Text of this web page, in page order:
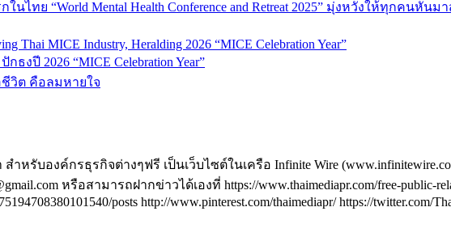
ทย “World Mental Health Conference and Retreat 2025” มุ่งหวังให้ทุกคน
Thai MICE Industry, Heralding 2026 “MICE Celebration Year”
งปี 2026 “MICE Celebration Year”
อชีวิต คือลมหายใจ
หรับองค์กรธุรกิจต่างๆฟรี เป็นเว็บไซต์ในเครือ Infinite Wire
หรือสามารถฝากข่าวได้เองที่ https://www.thaimediapr.com/free-public-
posts http://www.pinterest.com/thaimediapr/ https://twitter.com/